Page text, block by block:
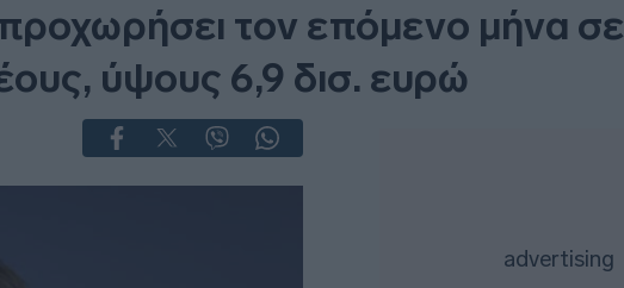
τον επόμενο μήνα σε
ύψους 6,9 δισ. ευρώ